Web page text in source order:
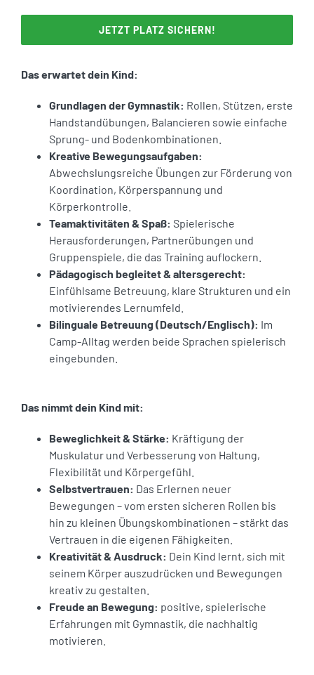
JETZT PLATZ SICHERN!
Das erwartet dein Kind:
Grundlagen der Gymnastik: Rollen, Stützen, erste
Handstandübungen, Balancieren sowie einfache
Sprung- und Bodenkombinationen.
Kreative Bewegungsaufgaben:
Abwechslungsreiche Übungen zur Förderung von
Koordination, Körperspannung und
Körperkontrolle.
Teamaktivitäten & Spaß: Spielerische
Herausforderungen, Partnerübungen und
Gruppenspiele, die das Training auflockern.
Pädagogisch begleitet & altersgerecht:
Einfühlsame Betreuung, klare Strukturen und ein
motivierendes Lernumfeld.
Bilinguale Betreuung (Deutsch/Englisch): Im
Camp-Alltag werden beide Sprachen spielerisch
eingebunden.
Das nimmt dein Kind mit:
Beweglichkeit & Stärke: Kräftigung der
Muskulatur und Verbesserung von Haltung,
Flexibilität und Körpergefühl.
Selbstvertrauen: Das Erlernen neuer
Bewegungen – vom ersten sicheren Rollen bis
hin zu kleinen Übungskombinationen – stärkt das
Vertrauen in die eigenen Fähigkeiten.
Kreativität & Ausdruck: Dein Kind lernt, sich mit
seinem Körper auszudrücken und Bewegungen
kreativ zu gestalten.
Freude an Bewegung: positive, spielerische
Erfahrungen mit Gymnastik, die nachhaltig
motivieren.